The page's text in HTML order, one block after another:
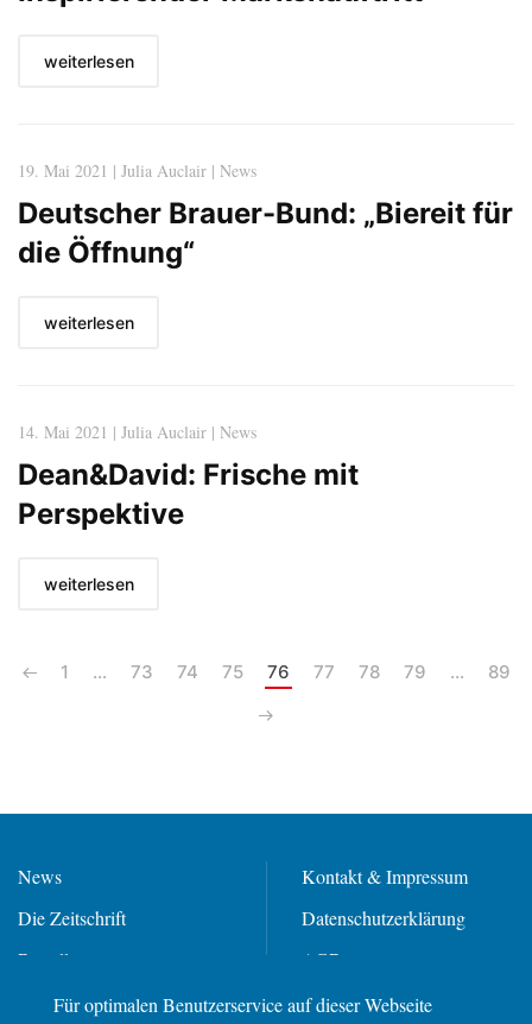
weiterlesen
19. Mai 2021 | Julia Auclair | News
Deutscher Brauer-Bund: „Biereit für
die Öffnung“
weiterlesen
14. Mai 2021 | Julia Auclair | News
Dean&David: Frische mit
Perspektive
weiterlesen
1 … 73 74 75 76 77 78 79 … 89
News
Die Zeitschrift
Bestellung
Kontakt & Impressum
Datenschutzerklärung
AGBs
Mediadaten
Für optimalen Benutzerservice auf dieser Webseite